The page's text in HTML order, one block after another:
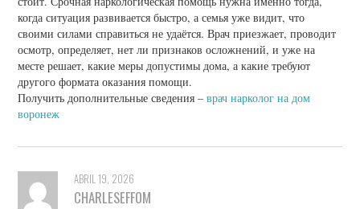
когда ситуация развивается быстро, а семья уже видит, что
своими силами справиться не удаётся. Врач приезжает, проводит
осмотр, определяет, нет ли признаков осложнений, и уже на
месте решает, какие меры допустимы дома, а какие требуют
другого формата оказания помощи.
Получить дополнительные сведения –врач нарколог на дом
воронеж
ABRIL 19, 2026
CHARLESEFFOM